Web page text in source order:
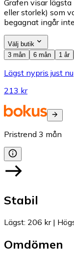
Grafen visar
eller storlek) som
begagnat ingår
Välj butik
3 mån
6 mån 1 år
Lägst nypris just nu
213 kr
Pristrend 3 mån
Stabil
Lägst: 206 kr|
Omdömen